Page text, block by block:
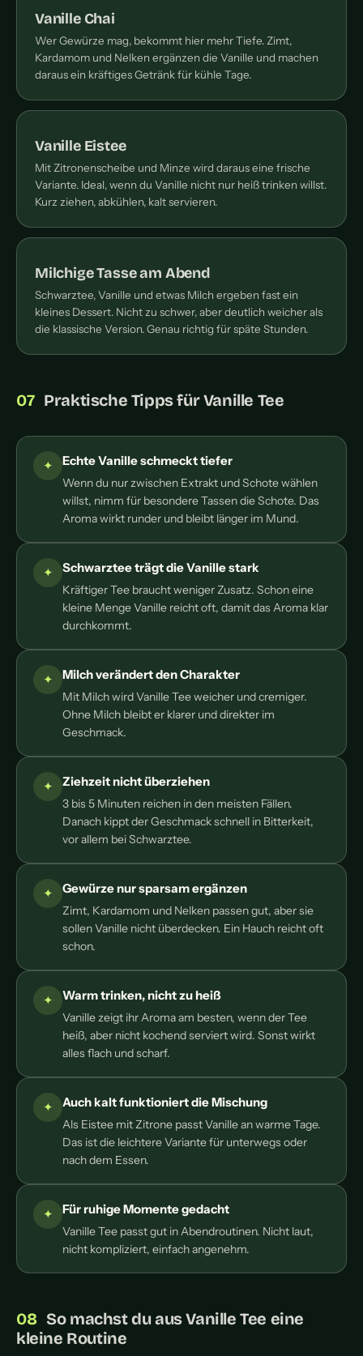
Vanille Chai
Wer Gewürze mag, bekommt hier mehr Tiefe. Zimt,
Kardamom und Nelken ergänzen die Vanille und machen
daraus ein kräftiges Getränk für kühle Tage.
Vanille Eistee
Mit Zitronenscheibe und Minze wird daraus eine frische
Variante. Ideal, wenn du Vanille nicht nur heiß trinken willst.
Kurz ziehen, abkühlen, kalt servieren.
Milchige Tasse am Abend
Schwarztee, Vanille und etwas Milch ergeben fast ein
kleines Dessert. Nicht zu schwer, aber deutlich weicher als
die klassische Version. Genau richtig für späte Stunden.
Praktische Tipps für Vanille Tee
Echte Vanille schmeckt tiefer
Wenn du nur zwischen Extrakt und Schote wählen
willst, nimm für besondere Tassen die Schote. Das
Aroma wirkt runder und bleibt länger im Mund.
Schwarztee trägt die Vanille stark
Kräftiger Tee braucht weniger Zusatz. Schon eine
kleine Menge Vanille reicht oft, damit das Aroma klar
durchkommt.
Milch verändert den Charakter
Mit Milch wird Vanille Tee weicher und cremiger.
Ohne Milch bleibt er klarer und direkter im
Geschmack.
Ziehzeit nicht überziehen
3 bis 5 Minuten reichen in den meisten Fällen.
Danach kippt der Geschmack schnell in Bitterkeit,
vor allem bei Schwarztee.
Gewürze nur sparsam ergänzen
Zimt, Kardamom und Nelken passen gut, aber sie
sollen Vanille nicht überdecken. Ein Hauch reicht oft
schon.
Warm trinken, nicht zu heiß
Vanille zeigt ihr Aroma am besten, wenn der Tee
heiß, aber nicht kochend serviert wird. Sonst wirkt
alles flach und scharf.
Auch kalt funktioniert die Mischung
Als Eistee mit Zitrone passt Vanille an warme Tage.
Das ist die leichtere Variante für unterwegs oder
nach dem Essen.
Für ruhige Momente gedacht
Vanille Tee passt gut in Abendroutinen. Nicht laut,
nicht kompliziert, einfach angenehm.
So machst du aus Vanille Tee eine
kleine Routine